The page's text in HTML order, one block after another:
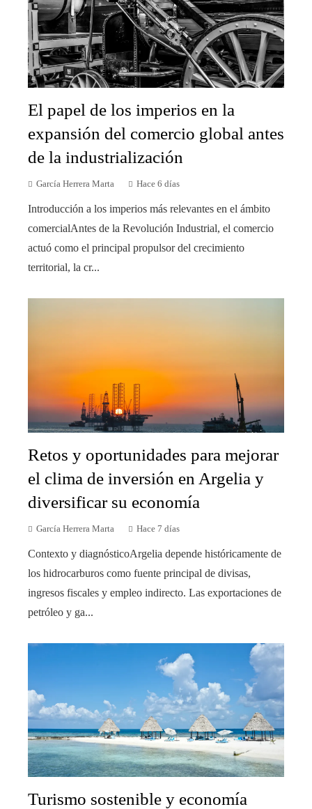
El papel de los imperios en la
expansión del comercio global antes
de la industrialización
García Herrera Marta Hace 6 días
Introducción a los imperios más relevantes en el ámbito
comercialAntes de la Revolución Industrial, el comercio
actuó como el principal propulsor del crecimiento
territorial, la cr...
Retos y oportunidades para mejorar
el clima de inversión en Argelia y
diversificar su economía
García Herrera Marta Hace 7 días
Contexto y diagnósticoArgelia depende históricamente de
los hidrocarburos como fuente principal de divisas,
ingresos fiscales y empleo indirecto. Las exportaciones de
petróleo y ga...
Turismo sostenible y economía